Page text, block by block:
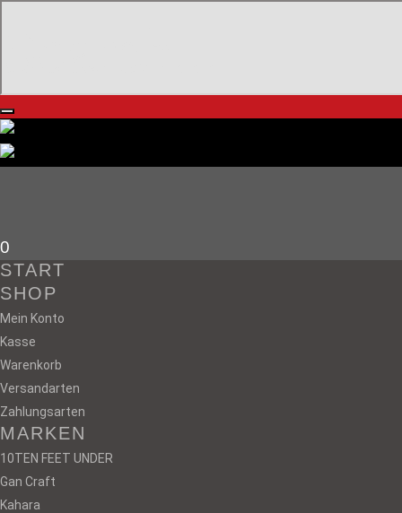
0
START
SHOP
Mein Konto
Kasse
Warenkorb
Versandarten
Zahlungsarten
MARKEN
10TEN FEET UNDER
Gan Craft
Kahara